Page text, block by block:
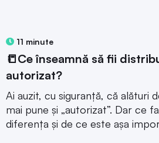
11 minute
📒Ce înseamnă să fii
autorizat?
Ai auzit, cu siguranță, că alături
mai pune și „autorizat”. Dar ce
diferența și de ce este așa